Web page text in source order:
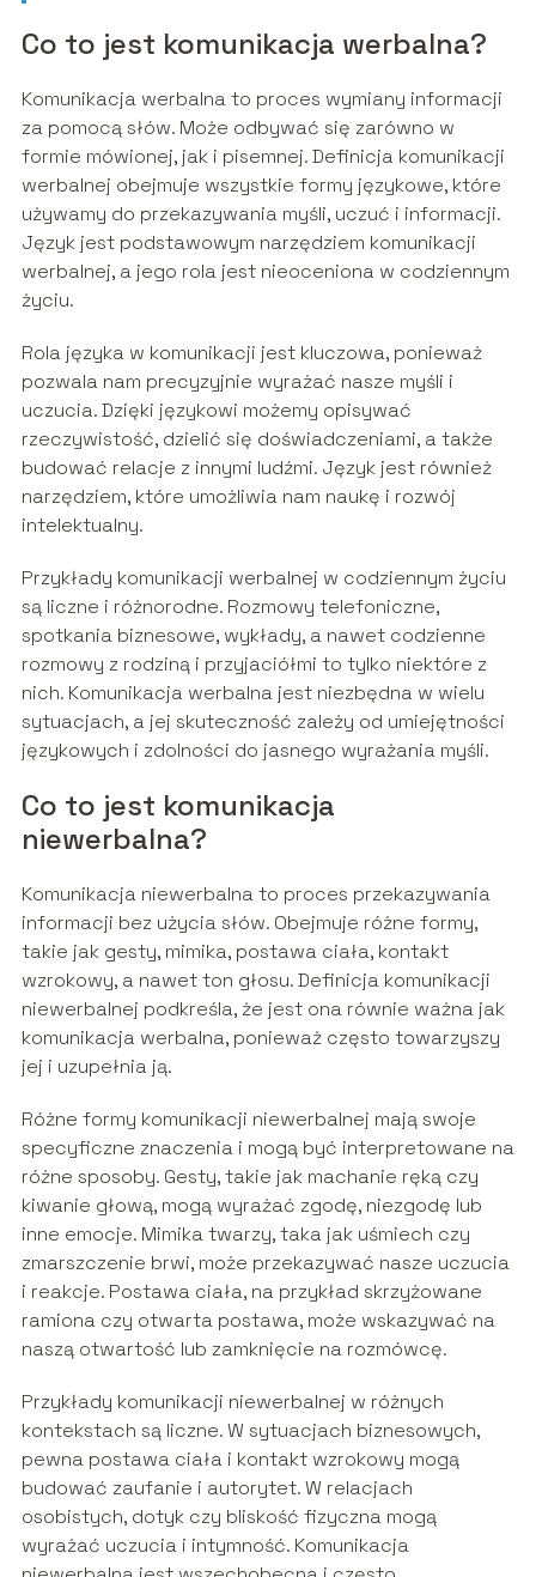
Co to jest komunikacja werbalna?
Komunikacja werbalna to proces wymiany informacji
za pomocą słów. Może odbywać się zarówno w
formie mówionej, jak i pisemnej. Definicja komunikacji
werbalnej obejmuje wszystkie formy językowe, które
używamy do przekazywania myśli, uczuć i informacji.
Język jest podstawowym narzędziem komunikacji
werbalnej, a jego rola jest nieoceniona w codziennym
życiu.
Rola języka w komunikacji jest kluczowa, ponieważ
pozwala nam precyzyjnie wyrażać nasze myśli i
uczucia. Dzięki językowi możemy opisywać
rzeczywistość, dzielić się doświadczeniami, a także
budować relacje z innymi ludźmi. Język jest również
narzędziem, które umożliwia nam naukę i rozwój
intelektualny.
Przykłady komunikacji werbalnej w codziennym życiu
są liczne i różnorodne. Rozmowy telefoniczne,
spotkania biznesowe, wykłady, a nawet codzienne
rozmowy z rodziną i przyjaciółmi to tylko niektóre z
nich. Komunikacja werbalna jest niezbędna w wielu
sytuacjach, a jej skuteczność zależy od umiejętności
językowych i zdolności do jasnego wyrażania myśli.
Co to jest komunikacja
niewerbalna?
Komunikacja niewerbalna to proces przekazywania
informacji bez użycia słów. Obejmuje różne formy,
takie jak gesty, mimika, postawa ciała, kontakt
wzrokowy, a nawet ton głosu. Definicja komunikacji
niewerbalnej podkreśla, że jest ona równie ważna jak
komunikacja werbalna, ponieważ często towarzyszy
jej i uzupełnia ją.
Różne formy komunikacji niewerbalnej mają swoje
specyficzne znaczenia i mogą być interpretowane na
różne sposoby. Gesty, takie jak machanie ręką czy
kiwanie głową, mogą wyrażać zgodę, niezgodę lub
inne emocje. Mimika twarzy, taka jak uśmiech czy
zmarszczenie brwi, może przekazywać nasze uczucia
i reakcje. Postawa ciała, na przykład skrzyżowane
ramiona czy otwarta postawa, może wskazywać na
naszą otwartość lub zamknięcie na rozmówcę.
Przykłady komunikacji niewerbalnej w różnych
kontekstach są liczne. W sytuacjach biznesowych,
pewna postawa ciała i kontakt wzrokowy mogą
budować zaufanie i autorytet. W relacjach
osobistych, dotyk czy bliskość fizyczna mogą
wyrażać uczucia i intymność. Komunikacja